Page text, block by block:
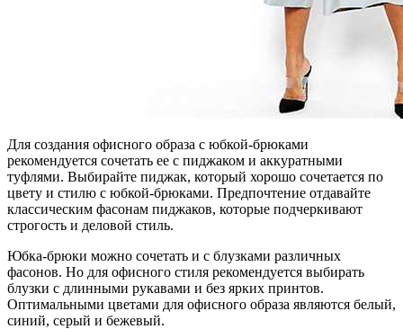
Для создания офисного образа с юбкой-брюками
рекомендуется сочетать ее с пиджаком и аккуратными
туфлями. Выбирайте пиджак, который хорошо сочетается по
цвету и стилю с юбкой-брюками. Предпочтение отдавайте
классическим фасонам пиджаков, которые подчеркивают
строгость и деловой стиль.
Юбка-брюки можно сочетать и с блузками различных
фасонов. Но для офисного стиля рекомендуется выбирать
блузки с длинными рукавами и без ярких принтов.
Оптимальными цветами для офисного образа являются белый,
синий, серый и бежевый.